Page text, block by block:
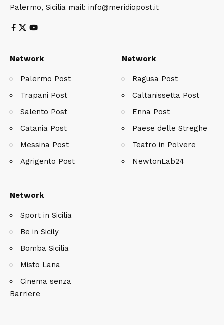
Palermo, Sicilia mail: info@meridiopost.it
Network
Palermo Post
Trapani Post
Salento Post
Catania Post
Messina Post
Agrigento Post
Network
Ragusa Post
Caltanissetta Post
Enna Post
Paese delle Streghe
Teatro in Polvere
NewtonLab24
Network
Sport in Sicilia
Be in Sicily
Bomba Sicilia
Misto Lana
Cinema senza
Barriere